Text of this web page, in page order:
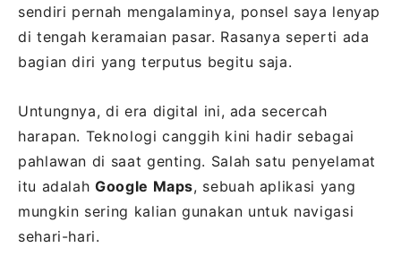
sendiri pernah mengalaminya, ponsel saya lenyap
di tengah keramaian pasar. Rasanya seperti ada
bagian diri yang terputus begitu saja.
Untungnya, di era digital ini, ada secercah
harapan. Teknologi canggih kini hadir sebagai
pahlawan di saat genting. Salah satu penyelamat
itu adalahGoogle Maps, sebuah aplikasi yang
mungkin sering kalian gunakan untuk navigasi
sehari-hari.